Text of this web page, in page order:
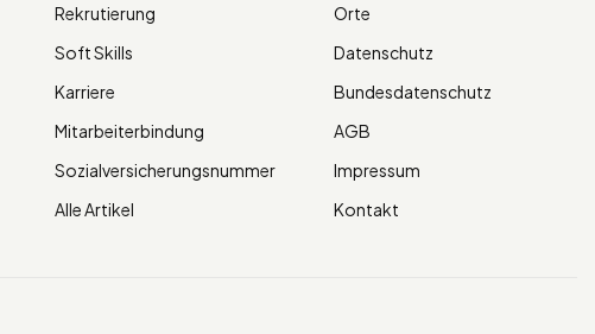
Rekrutierung
Soft Skills
Karriere
Mitarbeiterbindung
Sozialversicherungsnummer
Alle Artikel
Orte
Datenschutz
Bundesdatenschutz
AGB
Impressum
Kontakt